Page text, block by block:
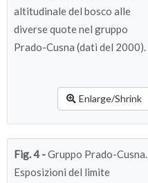
altitudinale del bosco alle
diverse quote nel gruppo
Prado-Cusna (dati del 2000).
Enlarge/Shrink
Fig. 4 -Gruppo Prado-Cusna.
Esposizioni del limite